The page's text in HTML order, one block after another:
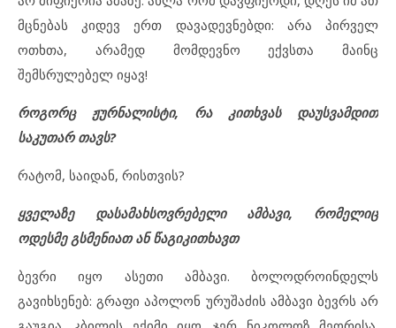
მცნებას კიდევ ერთ დავადევნებდი: არა პირველ
ოთხთა, არამედ მომდევნო ექვსთა მაინც
შემსრულებელ იყავ!
როგორც ჟურნალისტი, რა კითხვას დაუსვამდით
საკუთარ თავს?
რატომ, საიდან, რისთვის?
ყველაზე დასამახსოვრებელი ამბავი, რომელიც
ოდესმე გსმენიათ ან წაგიკითხავთ
ბევრი იყო ასეთი ამბავი. ბოლოდროინდელს
გავიხსენებ: გრაფი აპოლონ ურუშაძის ამბავი ბევრს არ